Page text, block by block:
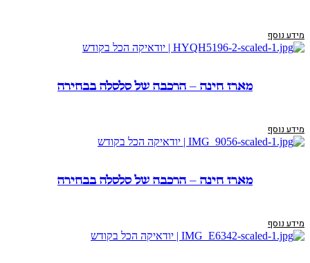
מידע נוסף
מארז חינה – הרכבה של סלסלה בבחירה
מידע נוסף
מארז חינה – הרכבה של סלסלה בבחירה
מידע נוסף